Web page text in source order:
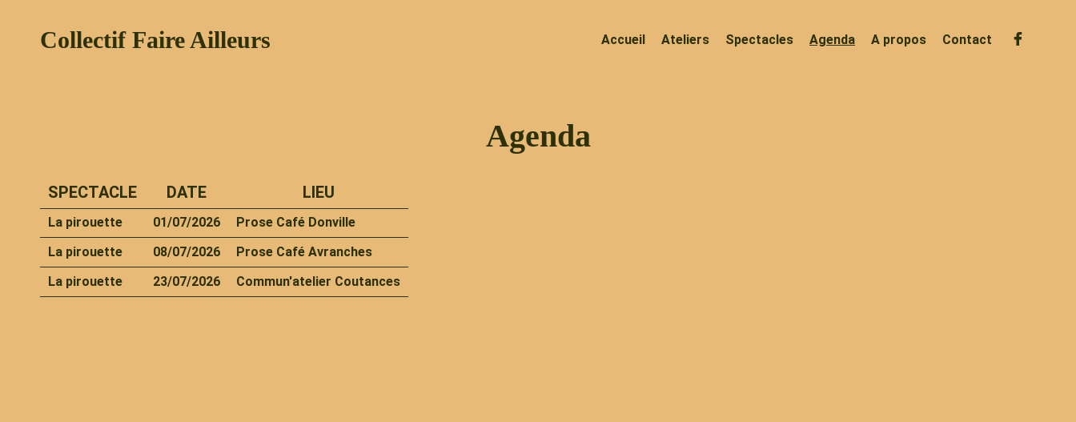
Collectif Faire Ailleurs Accueil Ateliers Spectacles Agenda A propos Contact
Agenda
SPECTACLE DATE LIEU
La pirouette 01/07/2026
Prose Café Donville
La pirouette
08/07/2026
Prose Café Avranches
La pirouette
23/07/2026 Commun'atelier Coutances